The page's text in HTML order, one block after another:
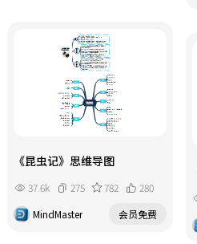
《昆虫记》思维导图
37.6k 275 782
280
MindMaster
会员免费